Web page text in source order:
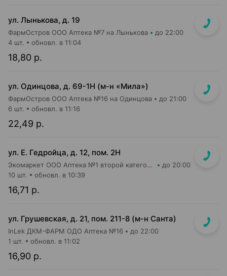
ул. Лынькова, д. 19
ФармОстров ООО Аптека №7 на Лынькова до 22:00
18,80 р.
4 шт. обновл. в 11:04
ул. Одинцова, д. 69-1Н (м-н «Мила»)
ФармОстров ООО Аптека №16 на Одинцова до 21:00
22,49 р.
6 шт. обновл. в 11:16
ул. Е. Гедройца, д. 12, пом. 2Н
Экомаркет ООО Аптека №1 второй категории до 20:00
16,71 р.
10 шт. обновл. в 10:39
ул. Грушевская, д. 21, пом. 211-8 (м-н Санта)
InLek ДКМ-ФАРМ ОДО Аптека №16 до 22:00
16,90 р.
1 шт. обновл. в 11:02